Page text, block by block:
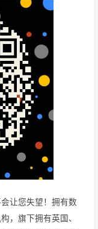
让您失望！拥有数
，旗下拥有英国、